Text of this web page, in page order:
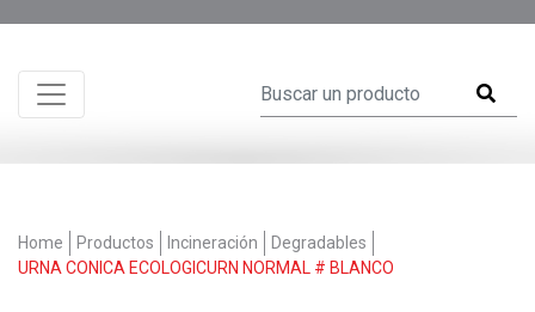
Home Productos Incineración
Degradables
URNA CONICA ECOLOGICURN NORMAL # BLANCO